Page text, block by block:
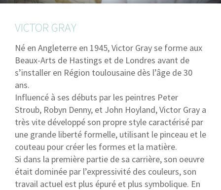
VICTOR GRAY
Né en Angleterre en 1945, Victor Gray se forme aux
Beaux-Arts de Hastings et de Londres avant de
s’installer en Région toulousaine dès l’âge de 30
ans.
Influencé à ses débuts par les peintres Peter
Stroub, Robyn Denny, et John Hoyland, Victor Gray a
très vite développé son propre style caractérisé par
une grande liberté formelle, utilisant le pinceau et le
couteau pour créer les formes et la matière.
Si dans la première partie de sa carrière, son oeuvre
était dominée par l’expressivité des couleurs, son
travail actuel est plus épuré et plus symbolique. En